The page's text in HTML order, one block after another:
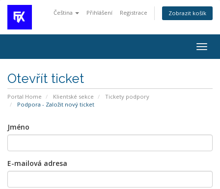
Čeština Přihlášení Registrace Zobrazit košík
Otevřít ticket
Portal Home Klientské sekce
Tickety podpory
Podpora - Založit nový ticket
Jméno
E-mailová adresa